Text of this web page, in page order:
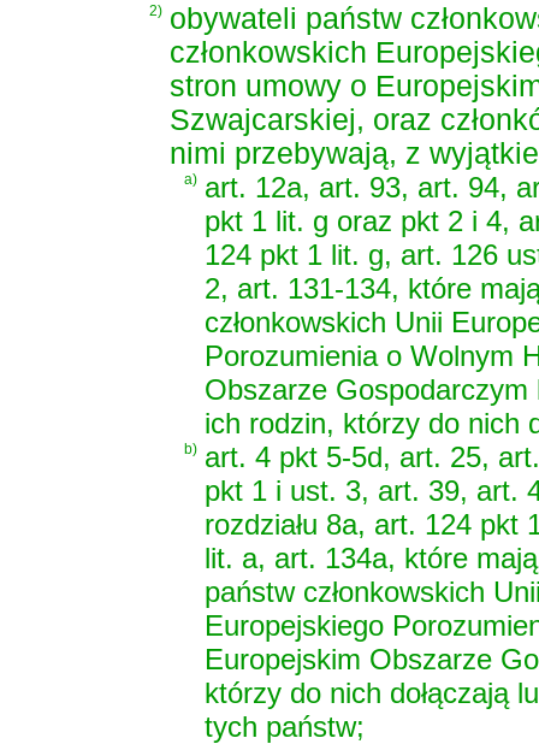
2) obywateli państw
członkowskich
stron umowy o
Szwajcarskiej, oraz
nimi przebywają, z
a) art. 12a, art. 93, art. 94,
pkt 1 lit. g oraz pkt 2 i 4,
124 pkt 1 lit. g, art. 126
2, art. 131-134, które
członkowskich Unii
Porozumienia o Wolnym
Obszarze Gospodarczym
ich rodzin, którzy do nich
b) art. 4 pkt 5-5d, art. 25,
pkt 1 i ust. 3, art. 39, art.
rozdziału 8a, art. 124
lit. a, art. 134a, które
państw członkowskich
Europejskiego
Europejskim Obszarze
którzy do nich dołączają
tych państw;